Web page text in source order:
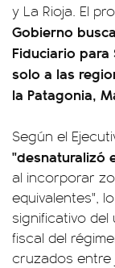
y La Rioja. El
Gobierno
Fiduciario para
solo a las
la Patagonia,
Según el
"desnaturalizó
al incorporar
equivalentes",
significativo
fiscal del
cruzados entre